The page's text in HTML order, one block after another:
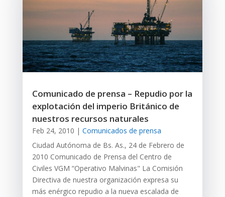
Comunicado de prensa – Repudio por la
explotación del imperio Británico de
nuestros recursos naturales
Feb 24, 2010 | Comunicados de prensa
Ciudad Autónoma de Bs. As., 24 de Febrero de
2010 Comunicado de Prensa del Centro de
Civiles VGM “Operativo Malvinas" La Comisión
Directiva de nuestra organización expresa su
más enérgico repudio a la nueva escalada de